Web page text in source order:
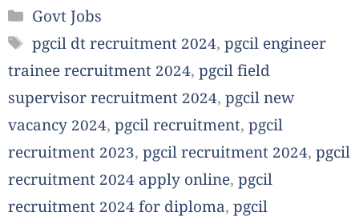
Categories
Govt Jobs
Tags
pgcil dt recruitment 2024,pgcil engineer
trainee recruitment 2024, pgcil field
supervisor recruitment 2024, pgcil new
vacancy 2024, pgcil recruitment, pgcil
recruitment 2023, pgcil recruitment 2024, pgcil
recruitment 2024 apply online, pgcil
recruitment 2024 for diploma, pgcil